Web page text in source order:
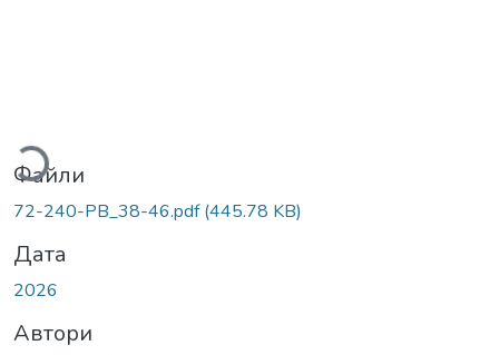
Вантажиться...
Файли
72-240-PB_38-46.pdf(445.78 KB)
Дата
2026
Автори